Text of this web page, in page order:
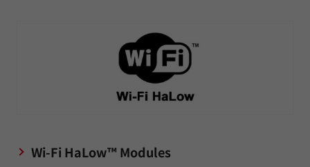
Wi-Fi HaLow™ Modules